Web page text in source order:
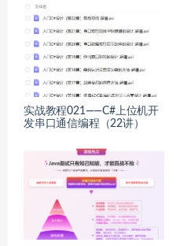
实战教程021——C#上位机开
发串口通信编程（22讲）